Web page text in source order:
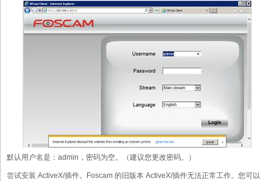
默认用户名是：admin，密码为空。（建议您更改密码。）
尝试安装 ActiveX/插件。Foscam 的旧版本 ActiveX/插件无法正常工作。您可以